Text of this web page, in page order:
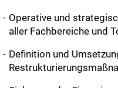
Operative und
aller Fachbereiche und
Definition und